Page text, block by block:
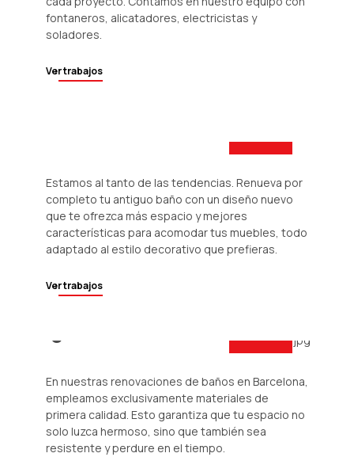
fontaneros, alicatadores, electricistas y
soladores.
Ver trabajos
Estamos al tanto de las tendencias. Renueva por
completo tu antiguo baño con un diseño nuevo
que te ofrezca más espacio y mejores
características para acomodar tus muebles, todo
adaptado al estilo decorativo que prefieras.
Ver trabajos
En nuestras renovaciones de baños en Barcelona,
empleamos exclusivamente materiales de
primera calidad. Esto garantiza que tu espacio no
solo luzca hermoso, sino que también sea
resistente y perdure en el tiempo.